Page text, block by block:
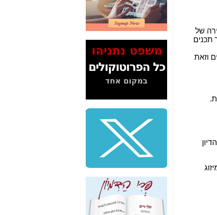
של
תכנים
וזאת
2" על תעלולי השר
משה כחלון -כאן
המשך חשיפת הבלוף
ששמו "מהפיכת
הסלולר" ואיך מסרסים
כאן
סיכום ביקור בסיליקון
שלמה פילבר (עד
לאחרונה מנכ"ל משרד
התקשורת) - עד
מדינה? הצחקתם
"יש אפליה בחקירה"?
חשיפה: למה השר
משה כחלון לא נחקר
עד היום? -
כאן